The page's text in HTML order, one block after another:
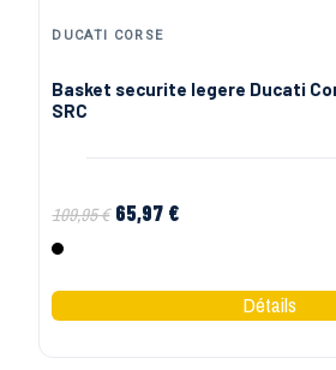
DUCATI CORSE
Basket securite legere Ducati
SRC
109,95 € 65,97 €
Noir